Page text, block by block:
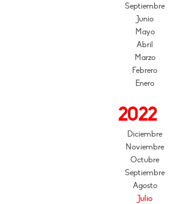
Septiembre
Junio
Mayo
Abril
Marzo
Febrero
Enero
2022
Diciembre
Noviembre
Octubre
Septiembre
Agosto
Julio